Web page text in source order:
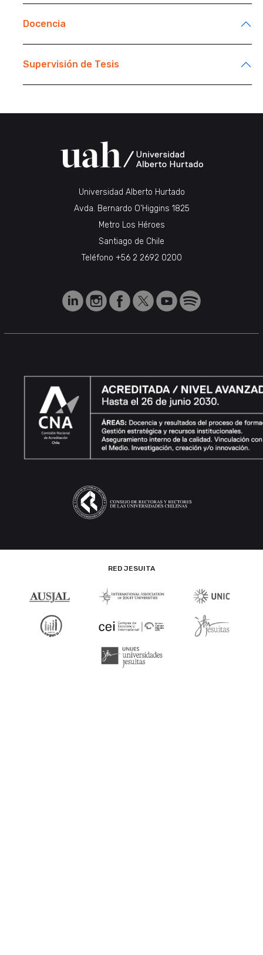
Docencia
Supervisión de Tesis
Universidad Alberto Hurtado
Avda. Bernardo O’Higgins 1825
Metro Los Héroes
Santiago de Chile
Teléfono +56 2 2692 0200
RED JESUITA